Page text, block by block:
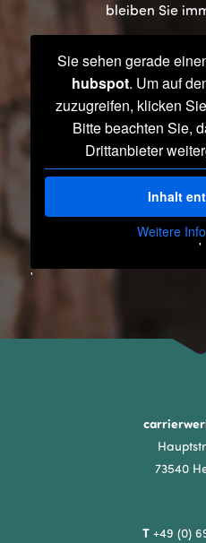
bleiben Sie
Sie sehen gerade
hubspot. Um auf
zuzugreifen, klicken
Bitte beachten Sie,
Drittanbieter
Inhalt
Weitere
'
'
73540
T +49 (0)